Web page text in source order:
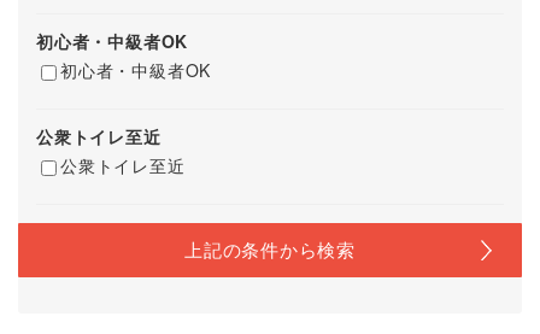
初心者・中級者OK
初心者・中級者OK
公衆トイレ至近
公衆トイレ至近